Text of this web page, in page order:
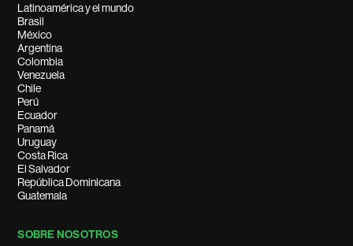
Latinoamérica y el mundo
Brasil
México
Argentina
Colombia
Venezuela
Chile
Perú
Ecuador
Panamá
Uruguay
Costa Rica
El Salvador
República Dominicana
Guatemala
SOBRE NOSOTROS